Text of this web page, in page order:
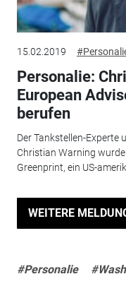
15.02.2019
Personalie:
European
berufen
Der Tankstellen-Experte
Christian Warning
Greenprint, ein US-
WEITERE
#Personalie